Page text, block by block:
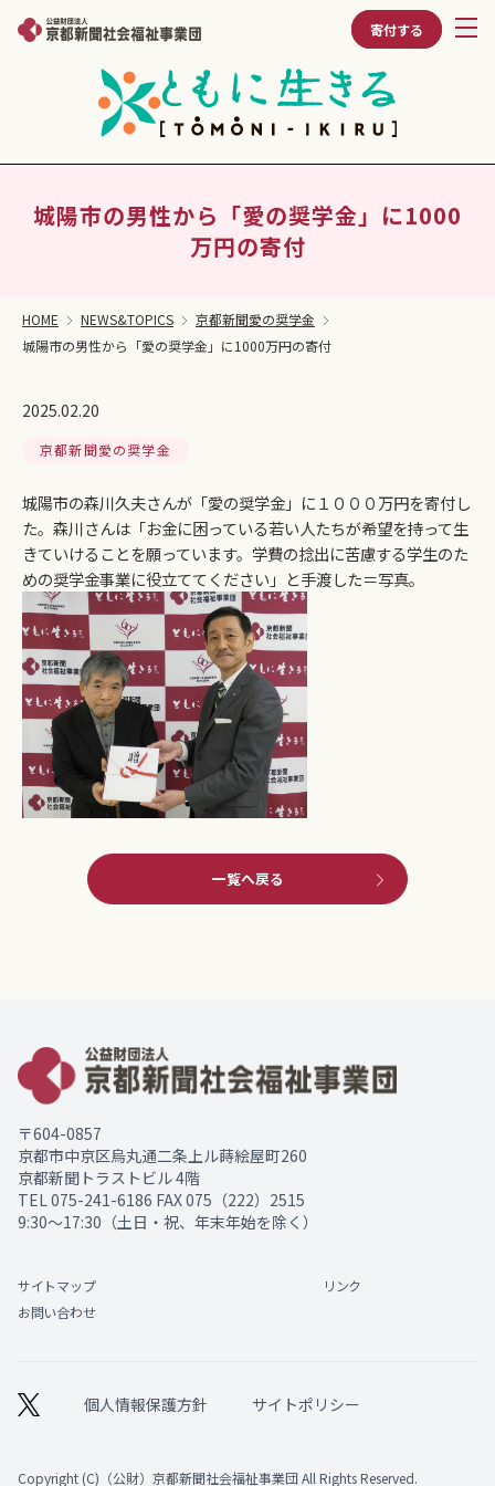
寄付する
城陽市の男性から「愛の奨学金」に1000
万円の寄付
HOME NEWS&TOPICS
京都新聞愛の奨学金
城陽市の男性から「愛の奨学金」に1000万円の寄付
2025.02.20
京都新聞愛の奨学金
城陽市の森川久夫さんが「愛の奨学金」に１０００万円を寄付し
た。森川さんは「お金に困っている若い人たちが希望を持って生
きていけることを願っています。学費の捻出に苦慮する学生のた
めの奨学金事業に役立ててください」と手渡した＝写真。
一覧へ戻る
〒604-0857
京都市中京区烏丸通二条上ル蒔絵屋町260
京都新聞トラストビル 4階
TEL075-241-6186 FAX 075（222）2515
9:30～17:30（土日・祝、年末年始を除く）
サイトマップ
リンク
お問い合わせ
個人情報保護方針 サイトポリシー
Copyright (C)（公財）京都新聞社会福祉事業団 All Rights Reserved.